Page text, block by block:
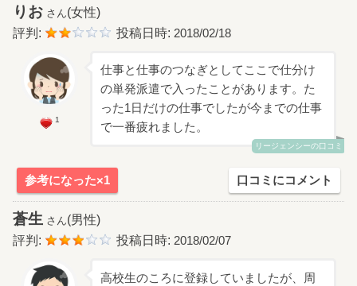
りお さん(女性)
評判:
投稿日時: 2018/02/18
1
仕事と仕事のつなぎとしてここで仕分け
の単発派遣で入ったことがあります。た
った1日だけの仕事でしたが今までの仕事
で一番疲れました。
リージェンシーの口コミ
参考になった×1 口コミにコメント
蒼生 さん(男性)
評判:
投稿日時: 2018/02/07
高校生のころに登録していましたが、周